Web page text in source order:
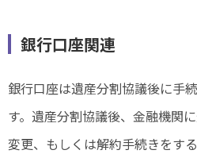
銀行口座関連
銀行口座は遺産分割協議後に手
す。遺産分割協議後、金融機関
変更、もしくは解約手続きをす